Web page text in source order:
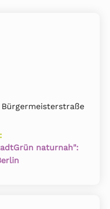
Bürgermeisterstraße
naturnah":